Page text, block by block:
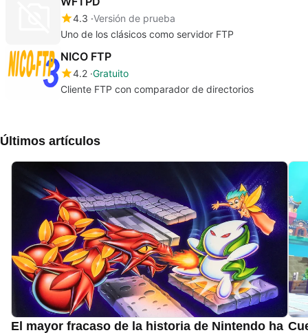
4.3 Versión de prueba
Uno de los clásicos como servidor FTP
NICO FTP
4.2 Gratuito
Cliente FTP con comparador de directorios
Últimos artículos
El mayor fracaso de la historia de Nintendo ha